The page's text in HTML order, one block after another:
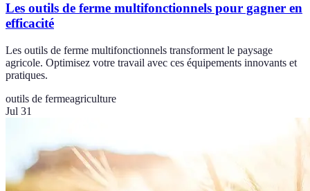
Les outils de ferme multifonctionnels pour gagner en
efficacité
Les outils de ferme multifonctionnels transforment le paysage
agricole. Optimisez votre travail avec ces équipements innovants et
pratiques.
outils de fermeagriculture
Jul 31